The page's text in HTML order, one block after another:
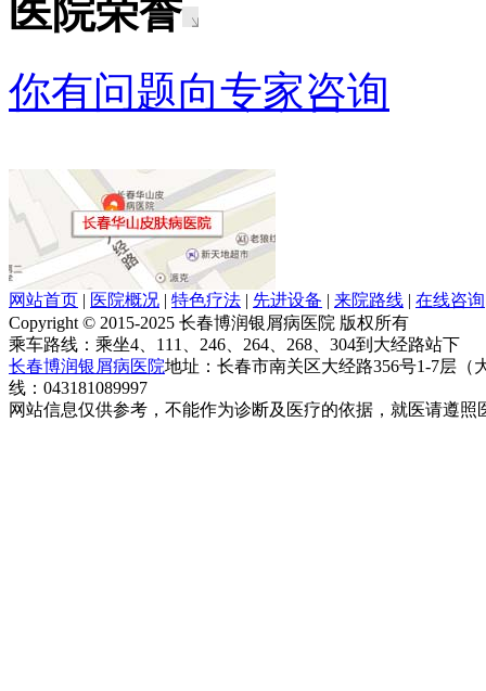
医院荣誉
你有问题向专家咨询
网站首页 | 医院概况 | 特色疗法 | 先进设备 | 来院路线 | 在线咨询
Copyright © 2015-2025 长春博润银屑病医院 版权所有
乘车路线：乘坐4、111、246、264、268、304到大经路站下
长春博润银屑病医院地址：长春市南关区大经路356号1-7层（
线：043181089997
网站信息仅供参考，不能作为诊断及医疗的依据，就医请遵照